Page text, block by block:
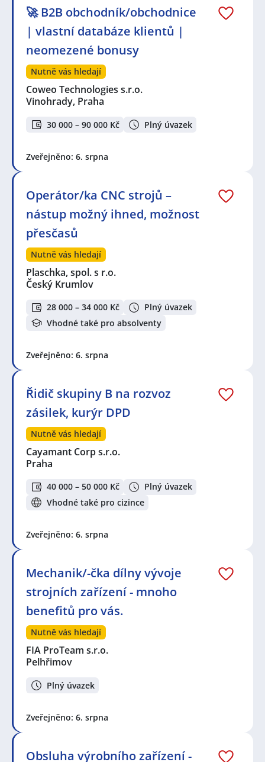
🚀 B2B obchodník/obchodnice
| vlastní databáze klientů |
neomezené bonusy
Nutně vás hledají
Coweo Technologies s.r.o.
Vinohrady, Praha
30 000 – 90 000 Kč Plný úvazek
Zveřejněno: 6. srpna
Operátor/ka CNC strojů –
nástup možný ihned, možnost
přesčasů
Nutně vás hledají
Plaschka, spol. s r.o.
Český Krumlov
28 000 – 34 000 Kč
Plný úvazek
Vhodné také pro absolventy
Zveřejněno: 6. srpna
Řidič skupiny B na rozvoz
zásilek, kurýr DPD
Nutně vás hledají
Cayamant Corp s.r.o.
Praha
40 000 – 50 000 Kč
Plný úvazek
Vhodné také pro cizince
Zveřejněno: 6. srpna
Mechanik/-čka dílny vývoje
strojních zařízení - mnoho
benefitů pro vás.
Nutně vás hledají
FIA ProTeam s.r.o.
Pelhřimov
Plný úvazek
Zveřejněno: 6. srpna
Obsluha výrobního zařízení -